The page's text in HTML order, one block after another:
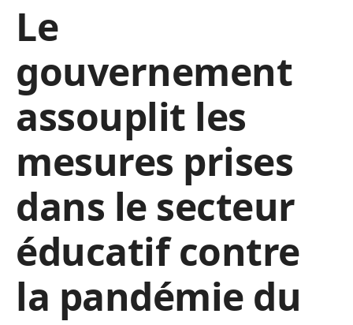
Le
gouvernement
assouplit les
mesures prises
dans le secteur
éducatif contre
la pandémie du